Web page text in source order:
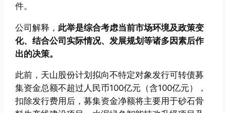
件。
公司解释， 此举是综合考虑当前市场环境及政策变
化、结合公司实际情况、发展规划等诸多因素后作
出的决策。
此前，天山股份计划拟向不特定对象发行可转债募
集资金总额不超过人民币100亿元（含100亿元），
扣除发行费用后，募集资金净额将主要用于砂石骨